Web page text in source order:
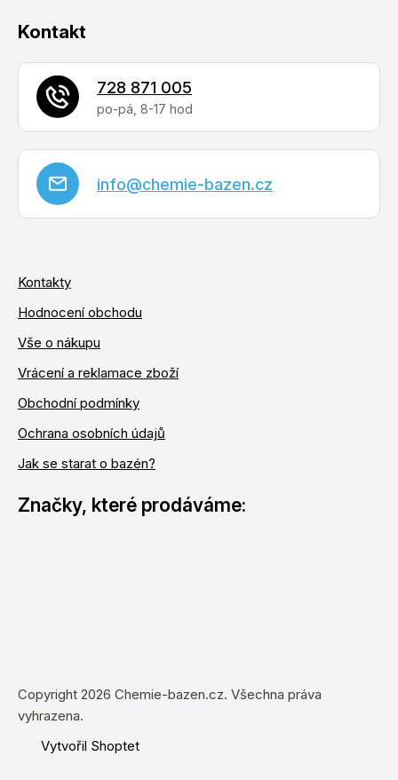
Kontakt
info@chemie-bazen.cz
728 871 005
Kontakty
Hodnocení obchodu
Vše o nákupu
Vrácení a reklamace zboží
Obchodní podmínky
Ochrana osobních údajů
Jak se starat o bazén?
Vytvořil Shoptet
Copyright 2026 Chemie-bazen.cz. Všechna práva
vyhrazena.